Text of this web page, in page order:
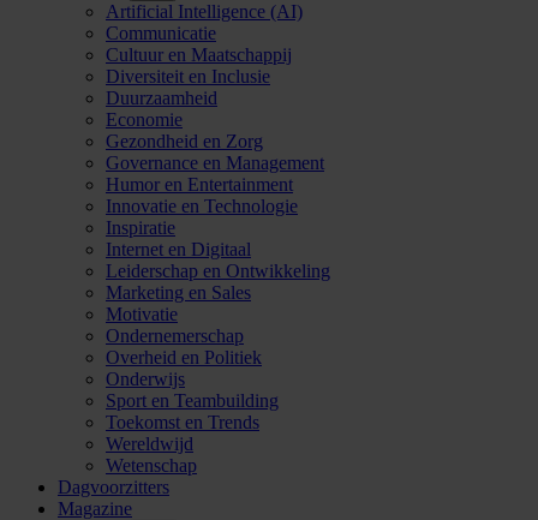
Artificial Intelligence (AI)
Communicatie
Cultuur en Maatschappij
Diversiteit en Inclusie
Duurzaamheid
Economie
Gezondheid en Zorg
Governance en Management
Humor en Entertainment
Innovatie en Technologie
Inspiratie
Internet en Digitaal
Leiderschap en Ontwikkeling
Marketing en Sales
Motivatie
Ondernemerschap
Overheid en Politiek
Onderwijs
Sport en Teambuilding
Toekomst en Trends
Wereldwijd
Wetenschap
Dagvoorzitters
Magazine